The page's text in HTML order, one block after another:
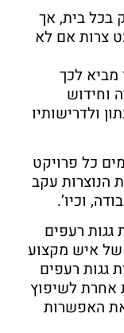
בכל בית, אך
צרות אם לא
מביא לכך
וחידוש
ולדרישותיו
כל פרויקט
הנוצרות עקב
וכיו’.
גגות רעפים
של איש מקצוע
גגות רעפים
אחרת לשיפוץ
האפשרות